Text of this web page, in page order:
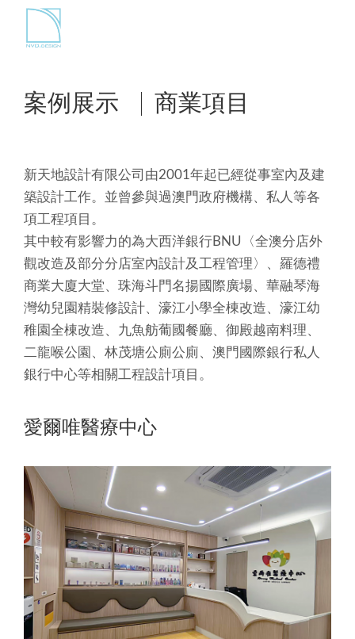
案例展示 商業項目
新天地設計有限公司由2001年起已經從事室內及建
築設計工作。並曾參與過澳門政府機構、私人等各
項工程項目。
其中較有影響力的為大西洋銀行BNU〈全澳分店外
觀改造及部分分店室內設計及工程管理〉、羅德禮
商業大廈大堂、珠海斗門名揚國際廣場、華融琴海
灣幼兒園精裝修設計、濠江小學全棟改造、濠江幼
稚園全棟改造、九魚舫葡國餐廳、御殿越南料理、
二龍喉公園、林茂塘公廁公廁、澳門國際銀行私人
銀行中心等相關工程設計項目。
愛爾唯醫療中心